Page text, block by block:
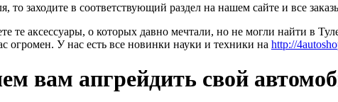
то заходите в соответствующий раздел на нашем сайте и все
те аксессуары, о которых давно мечтали, но не могли найти в
У нас есть все новинки науки и техники на http://
вам апгрейдить свой